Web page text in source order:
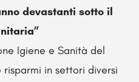
devastanti sotto il
Igiene e Sanità del
in settori diversi